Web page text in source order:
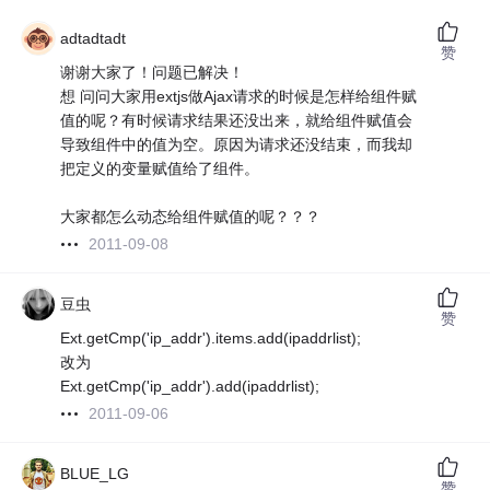
adtadtadt
谢谢大家了！问题已解决！
想 问问大家用extjs做Ajax请求的时候是怎样给组件赋
值的呢？有时候请求结果还没出来，就给组件赋值会
导致组件中的值为空。原因为请求还没结束，而我却
把定义的变量赋值给了组件。
大家都怎么动态给组件赋值的呢？？？
2011-09-08
赞
豆虫
Ext.getCmp('ip_addr').items.add(ipaddrlist);
改为
Ext.getCmp('ip_addr').add(ipaddrlist);
2011-09-06
赞
BLUE_LG